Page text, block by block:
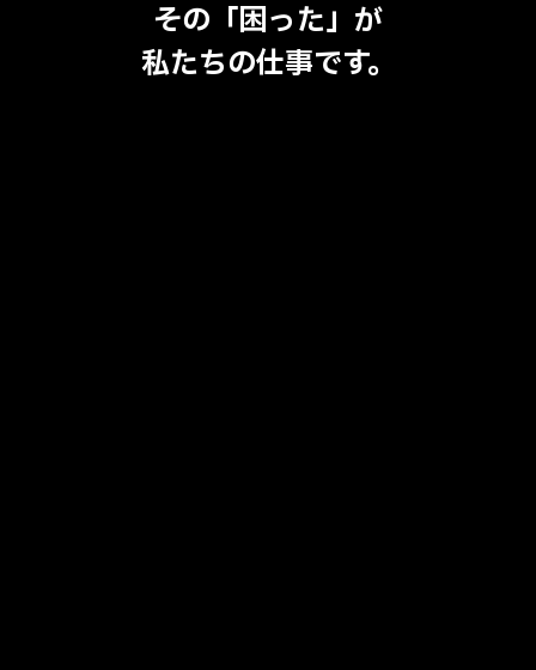
その「困った」が
私たちの仕事です。